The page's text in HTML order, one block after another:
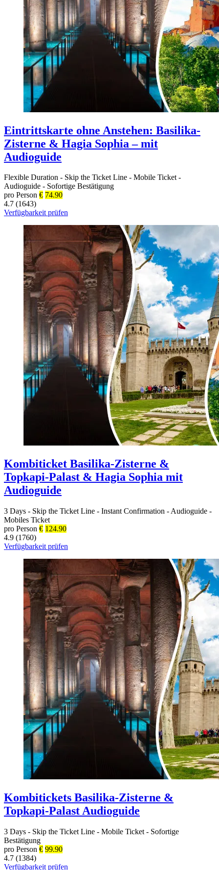
Eintrittskarte ohne Anstehen: Basilika-
Zisterne & Hagia Sophia – mit
Audioguide
Flexible Duration - Skip the Ticket Line - Mobile Ticket -
Audioguide - Sofortige Bestätigung
pro Person € 74.90
4.7 (1643)
Verfügbarkeit prüfen
Kombiticket Basilika-Zisterne &
Topkapi-Palast & Hagia Sophia mit
Audioguide
3 Days - Skip the Ticket Line - Instant Confirmation - Audioguide -
Mobiles Ticket
pro Person € 124.90
4.9 (1760)
Verfügbarkeit prüfen
Kombitickets Basilika-Zisterne &
Topkapi-Palast Audioguide
3 Days - Skip the Ticket Line - Mobile Ticket - Sofortige
Bestätigung
pro Person € 99.90
4.7 (1384)
Verfügbarkeit prüfen